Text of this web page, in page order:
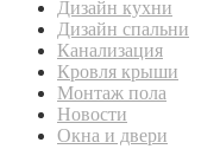
Дизайн кухни
Дизайн спальни
Канализация
Кровля крыши
Монтаж пола
Новости
Окна и двери